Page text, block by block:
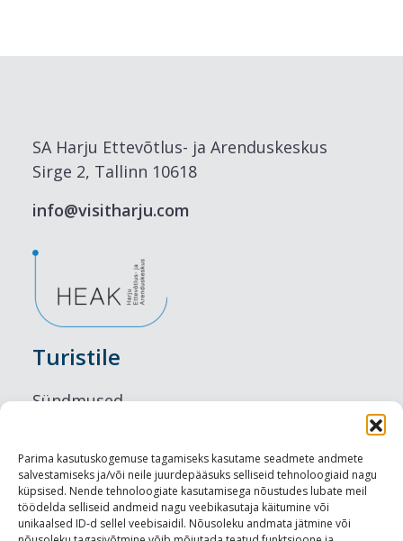
Parima kasutuskogemuse tagamiseks kasutame seadmete andmete
salvestamiseks ja/või neile juurdepääsuks selliseid tehnoloogiaid nagu
küpsised. Nende tehnoloogiate kasutamisega nõustudes lubate meil
töödelda selliseid andmeid nagu veebikasutaja käitumine või
unikaalsed ID-d sellel veebisaidil. Nõusoleku andmata jätmine või
SA Harju Ettevõtlus- ja Arenduskeskus
Sirge 2, Tallinn 10618
info@visitharju.com
Turistile
Sündmused
Maitseelamused
Vaatamisväärsused